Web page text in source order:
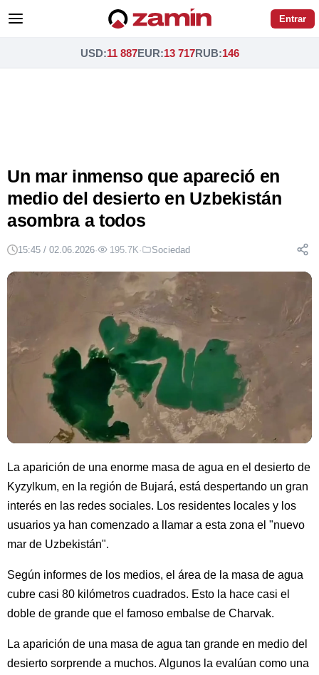
Entrar
USD:11 887EUR:13 717RUB:146
Un mar inmenso que apareció en
medio del desierto en Uzbekistán
asombra a todos
15:45 / 02.06.2026· 195.7K· Sociedad
La aparición de una enorme masa de agua en el desierto de
Kyzylkum, en la región de Bujará, está despertando un gran
interés en las redes sociales. Los residentes locales y los
usuarios ya han comenzado a llamar a esta zona el "nuevo
mar de Uzbekistán".
Según informes de los medios, el área de la masa de agua
cubre casi 80 kilómetros cuadrados. Esto la hace casi el
doble de grande que el famoso embalse de Charvak.
La aparición de una masa de agua tan grande en medio del
desierto sorprende a muchos. Algunos la evalúan como una